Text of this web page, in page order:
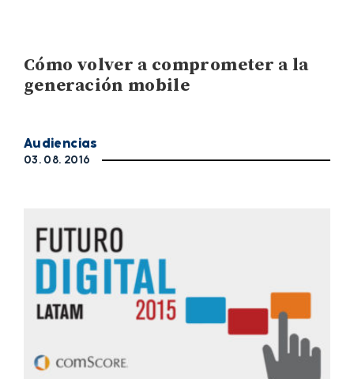
Cómo volver a comprometer a la
generación mobile
Audiencias
03. 08. 2016